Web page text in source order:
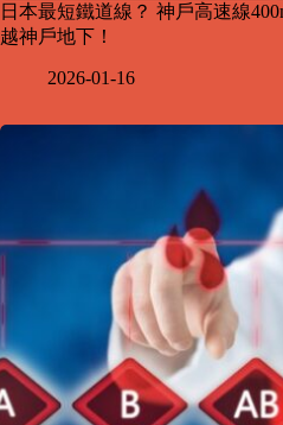
日本最短鐵道線？ 神戶高速線
越神戶地下！
2026-01-16